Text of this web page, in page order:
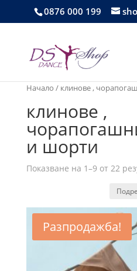
0876 000 199
Начало / клинове ,
клинове ,
и шорти
Показване на 1–9 от 22
Разпродажба!